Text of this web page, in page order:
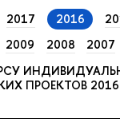
2017 2016
2009 2008 2007
ПРОЕКТОВ